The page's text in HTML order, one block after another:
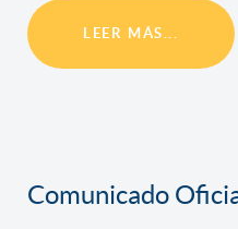
LEER MÁS...
Comunicado